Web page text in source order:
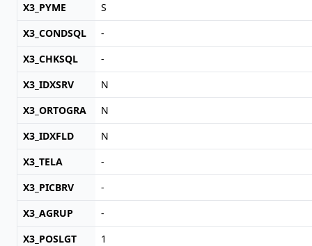
X3_PYME
S
X3_CONDSQL
-
X3_CHKSQL
-
X3_IDXSRV
N
X3_ORTOGRA
N
X3_IDXFLD
N
X3_TELA
-
X3_PICBRV
-
X3_AGRUP
-
X3_POSLGT
1